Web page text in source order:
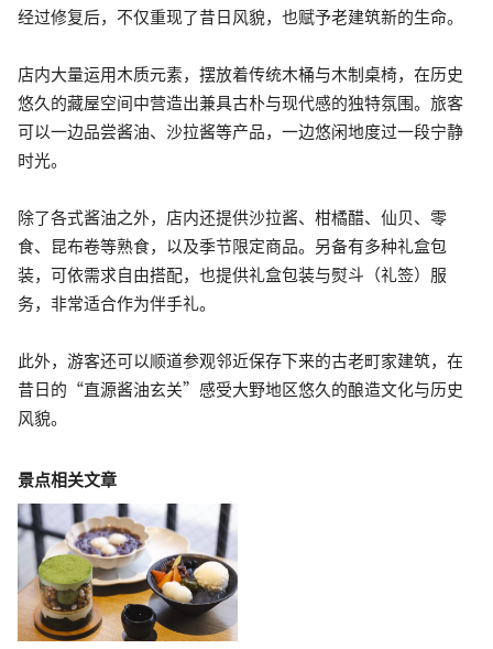
经过修复后，不仅重现了昔日风貌，也赋予老建筑新的生命。
店内大量运用木质元素，摆放着传统木桶与木制桌椅，在历史
悠久的藏屋空间中营造出兼具古朴与现代感的独特氛围。旅客
可以一边品尝酱油、沙拉酱等产品，一边悠闲地度过一段宁静
时光。
除了各式酱油之外，店内还提供沙拉酱、柑橘醋、仙贝、零
食、昆布卷等熟食，以及季节限定商品。另备有多种礼盒包
装，可依需求自由搭配，也提供礼盒包装与熨斗（礼签）服
务，非常适合作为伴手礼。
此外，游客还可以顺道参观邻近保存下来的古老町家建筑，在
昔日的“直源酱油玄关”感受大野地区悠久的酿造文化与历史
风貌。
景点相关文章